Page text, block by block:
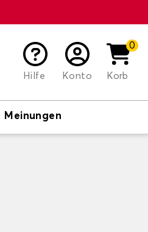
Hilfe
Konto
0
Korb
Meinungen